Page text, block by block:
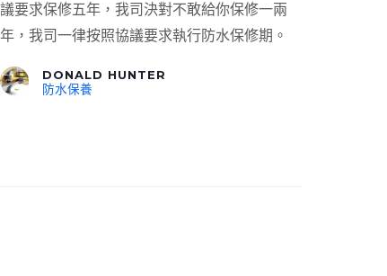
議要求保修五年，我司決對不敢給你保修一兩
年，我司一律按照協議要求執行防水保修期。
DONALD HUNTER
防水保養